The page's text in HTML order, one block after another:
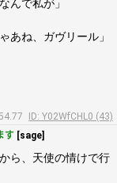
んで私が」
あね、ガヴリール」
ID: Y02WfCHL0 (43)
す [sage]
ら、天使の情けで行